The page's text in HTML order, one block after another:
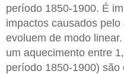
período 1850-1900. É
impactos causados pelo
evoluem de modo
um aquecimento entre
período 1850-1900)